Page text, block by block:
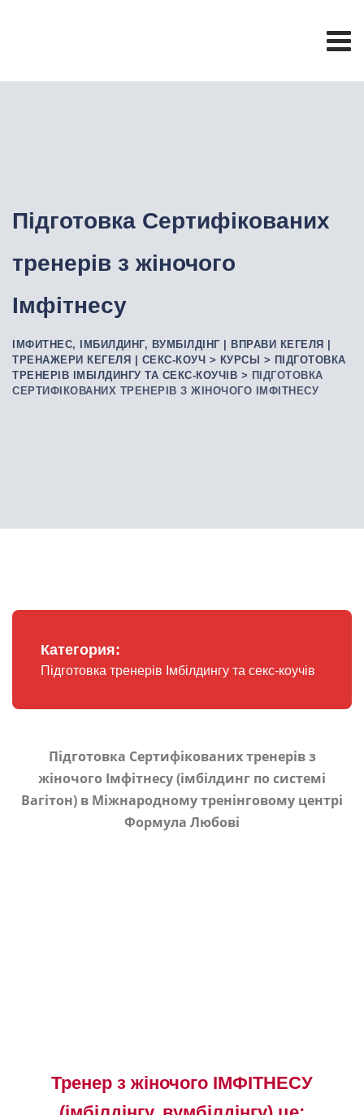
Підготовка Сертифікованих
тренерів з жіночого
Імфітнесу
ІМФИТНЕС, ІМБИЛДИНГ, ВУМБІЛДІНГ | ВПРАВИ КЕГЕЛЯ |
ТРЕНАЖЕРИ КЕГЕЛЯ | СЕКС-КОУЧ > КУРСЫ > ПІДГОТОВКА
ТРЕНЕРІВ ІМБІЛДИНГУ ТА СЕКС-КОУЧІВ > ПІДГОТОВКА
СЕРТИФІКОВАНИХ ТРЕНЕРІВ З ЖІНОЧОГО ІМФІТНЕСУ
Категория:
Підготовка тренерів Імбілдингу та секс-коучів
Підготовка Сертифікованих тренерів з
жіночого Імфітнесу (імбілдинг по системі
Вагітон) в Міжнародному тренінговому центрі
Формула Любові
Тренер з жіночого ІМФІТНЕСУ